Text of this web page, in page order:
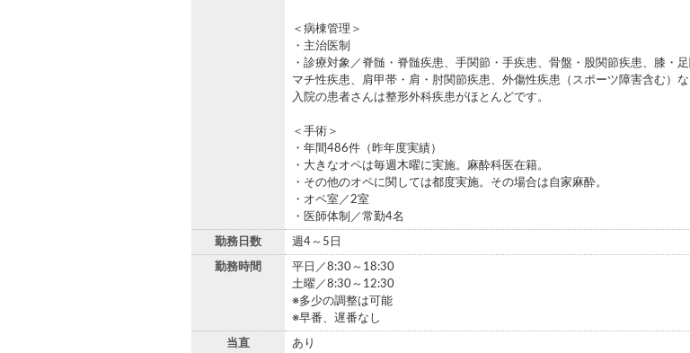
＜病棟管理＞
・主治医制
・診療対象／脊髄・脊髄疾患、手関節・手疾患、骨盤・股関節疾患、膝・
マチ性疾患、肩甲帯・肩・肘関節疾患、外傷性疾患（スポーツ障害含む）
入院の患者さんは整形外科疾患がほとんどです。
＜手術＞
・年間486件（昨年度実績）
・大きなオペは毎週木曜に実施。麻酔科医在籍。
・その他のオペに関しては都度実施。その場合は自家麻酔。
・オペ室／2室
・医師体制／常勤4名
勤務日数 週4～5日
勤務時間
平日／8:30～18:30
土曜／8:30～12:30
※多少の調整は可能
※早番、遅番なし
当直
あり